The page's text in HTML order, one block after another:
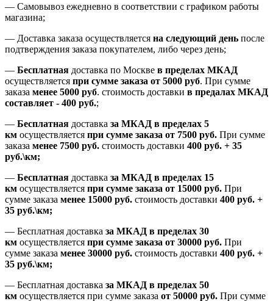
— Самовывоз ежедневно в соответствии с графиком работы
магазина;
— Доставка заказа осуществляется на следующий день после
подтверждения заказа покупателем, либо через день;
— Бесплатная доставка по Москве в пределах МКАД
осуществляется при сумме заказа от 5000 руб. При сумме
заказа менее 5000 руб. стоимость доставки в предалах МКАД
составляет - 400 руб.;
— Бесплатная доставка за МКАД в пределах 5
км осуществляется при сумме заказа от 7500 руб. При сумме
заказа менее 7500 руб. стоимость доставки 400 руб. + 35
руб.\км;
— Бесплатная доставка за МКАД в пределах 15
км осуществляется при сумме заказа от 15000 руб. При
сумме заказа менее 15000 руб. стоимость доставки 400 руб. +
35 руб.\км;
— Бесплатная доставка за МКАД в пределах 30
км осуществляется при сумме заказа от 30000 руб. При
сумме заказа менее 30000 руб. стоимость доставки 400 руб. +
35 руб.\км;
— Бесплатная доставка за МКАД в пределах 50
км осуществляется при сумме заказа от 50000 руб. При сумме